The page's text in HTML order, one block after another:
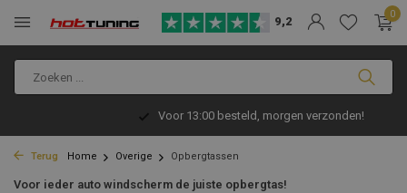
9,2
0
Voor 13:00 besteld, morgen verzonden!
Terug Home Overige Opbergtassen
Voor ieder auto windscherm de juiste opbergtas!